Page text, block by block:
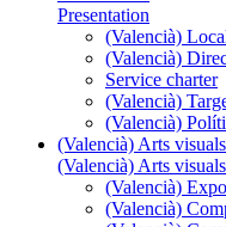
Presentation
(Valencià)
(Valencià)
Service charter
(Valencià)
(Valencià)
(Valencià) Arts
(Valencià) Arts
(Valencià)
(Valencià)